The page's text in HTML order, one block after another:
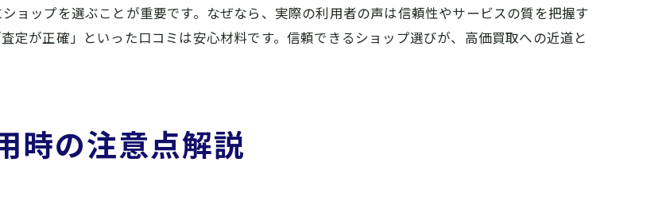
ョップを選ぶことが重要です。なぜなら、実際の利用者の声は信頼性やサービスの質を把握す
定が正確」といった口コミは安心材料です。信頼できるショップ選びが、高価買取への近道と
時の注意点解説